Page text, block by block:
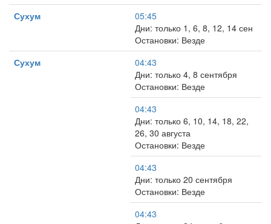
Сухум
05:45
Дни: только 1, 6, 8, 12, 14 сен
Остановки: Везде
Сухум
04:43
Дни: только 4, 8 сентября
Остановки: Везде
04:43
Дни: только 6, 10, 14, 18, 22,
26, 30 августа
Остановки: Везде
04:43
Дни: только 20 сентября
Остановки: Везде
04:43